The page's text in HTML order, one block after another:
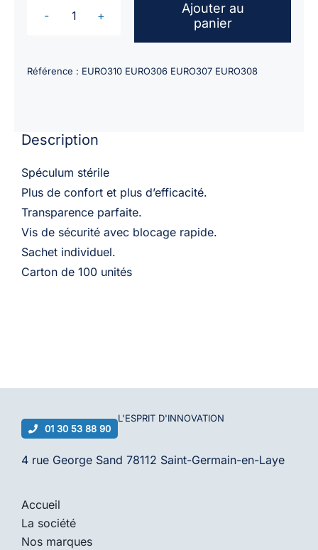
quantité
Spéculums
unique
Ajouter au
panier
Référence : EURO310 EURO306 EURO307 EURO308
Description
Spéculum stérile
Plus de confort et plus d’efficacité.
Transparence parfaite.
Vis de sécurité avec blocage rapide.
Sachet individuel.
Carton de 100 unités
L'ESPRIT D'INNOVATION
01 30 53 88 90
4 rue George Sand 78112 Saint-Germain-en-Laye
Accueil
La société
Nos marques